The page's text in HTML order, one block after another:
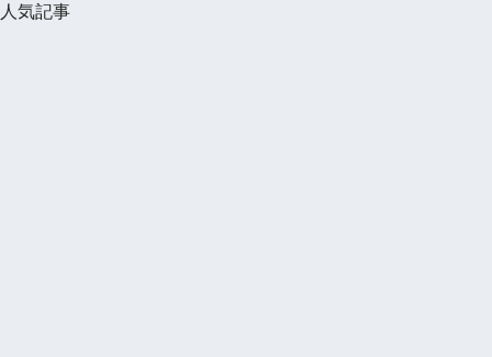
人気記事